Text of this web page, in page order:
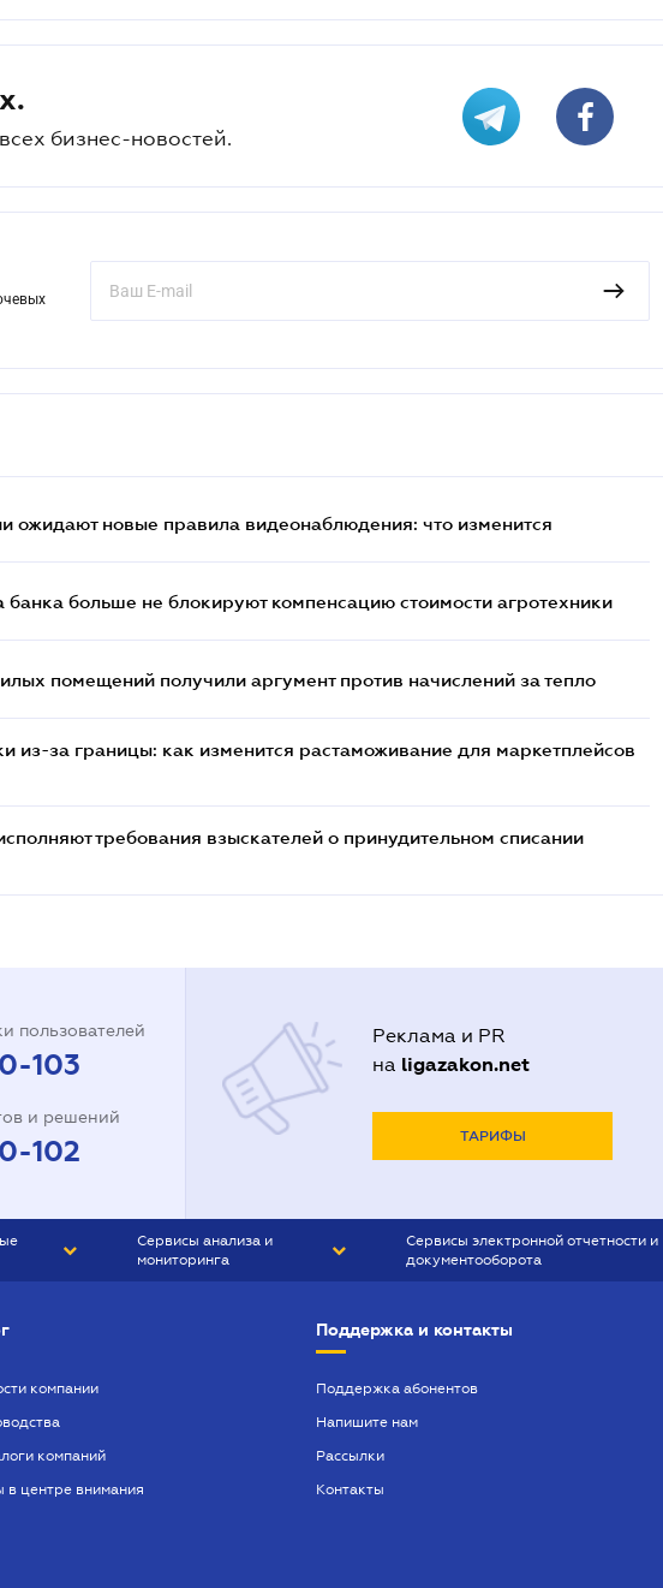
бизнес-новостей.
ожидают новые правила видеонаблюдения: что изменится
банка больше не блокируют компенсацию стоимости агротехники
помещений получили аргумент против начислений за тепло
из-за границы: как изменится растаможивание для маркетплейсов
требования взыскателей о принудительном списании
пользователей
103
и решений
102
Реклама и PR
на ligazakon.net
ТАРИФЫ
Сервисы анализа и
мониторинга
Сервисы электронной отчетности и
документооборота
компании
компаний
в центре внимания
Поддержка и контакты
Поддержка абонентов
Напишите нам
Рассылки
Контакты